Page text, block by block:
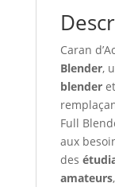
Caran
Blender,
blender
Full
aux
des
amateurs